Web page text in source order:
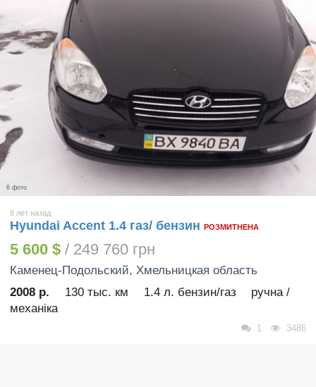
6 фото
8 лет назад
Hyundai Accent 1.4 газ/ бензин РОЗМИТНЕНА
5 600 $ / 249 760 грн
Каменец-Подольский, Хмельницкая область
2008 р.
130 тыс. км 1.4 л. бензин/газ
ручна /
механіка
1 3486